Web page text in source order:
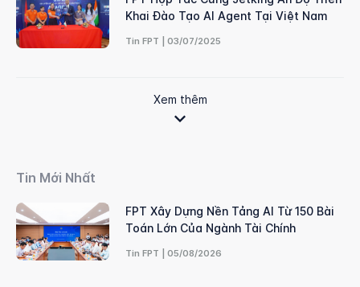
Khai Đào Tạo AI Agent Tại Việt Nam
Tin FPT | 03/07/2025
Xem thêm
Tin Mới Nhất
FPT Xây Dựng Nền Tảng AI Từ 150 Bài
Toán Lớn Của Ngành Tài Chính
Tin FPT | 05/08/2026